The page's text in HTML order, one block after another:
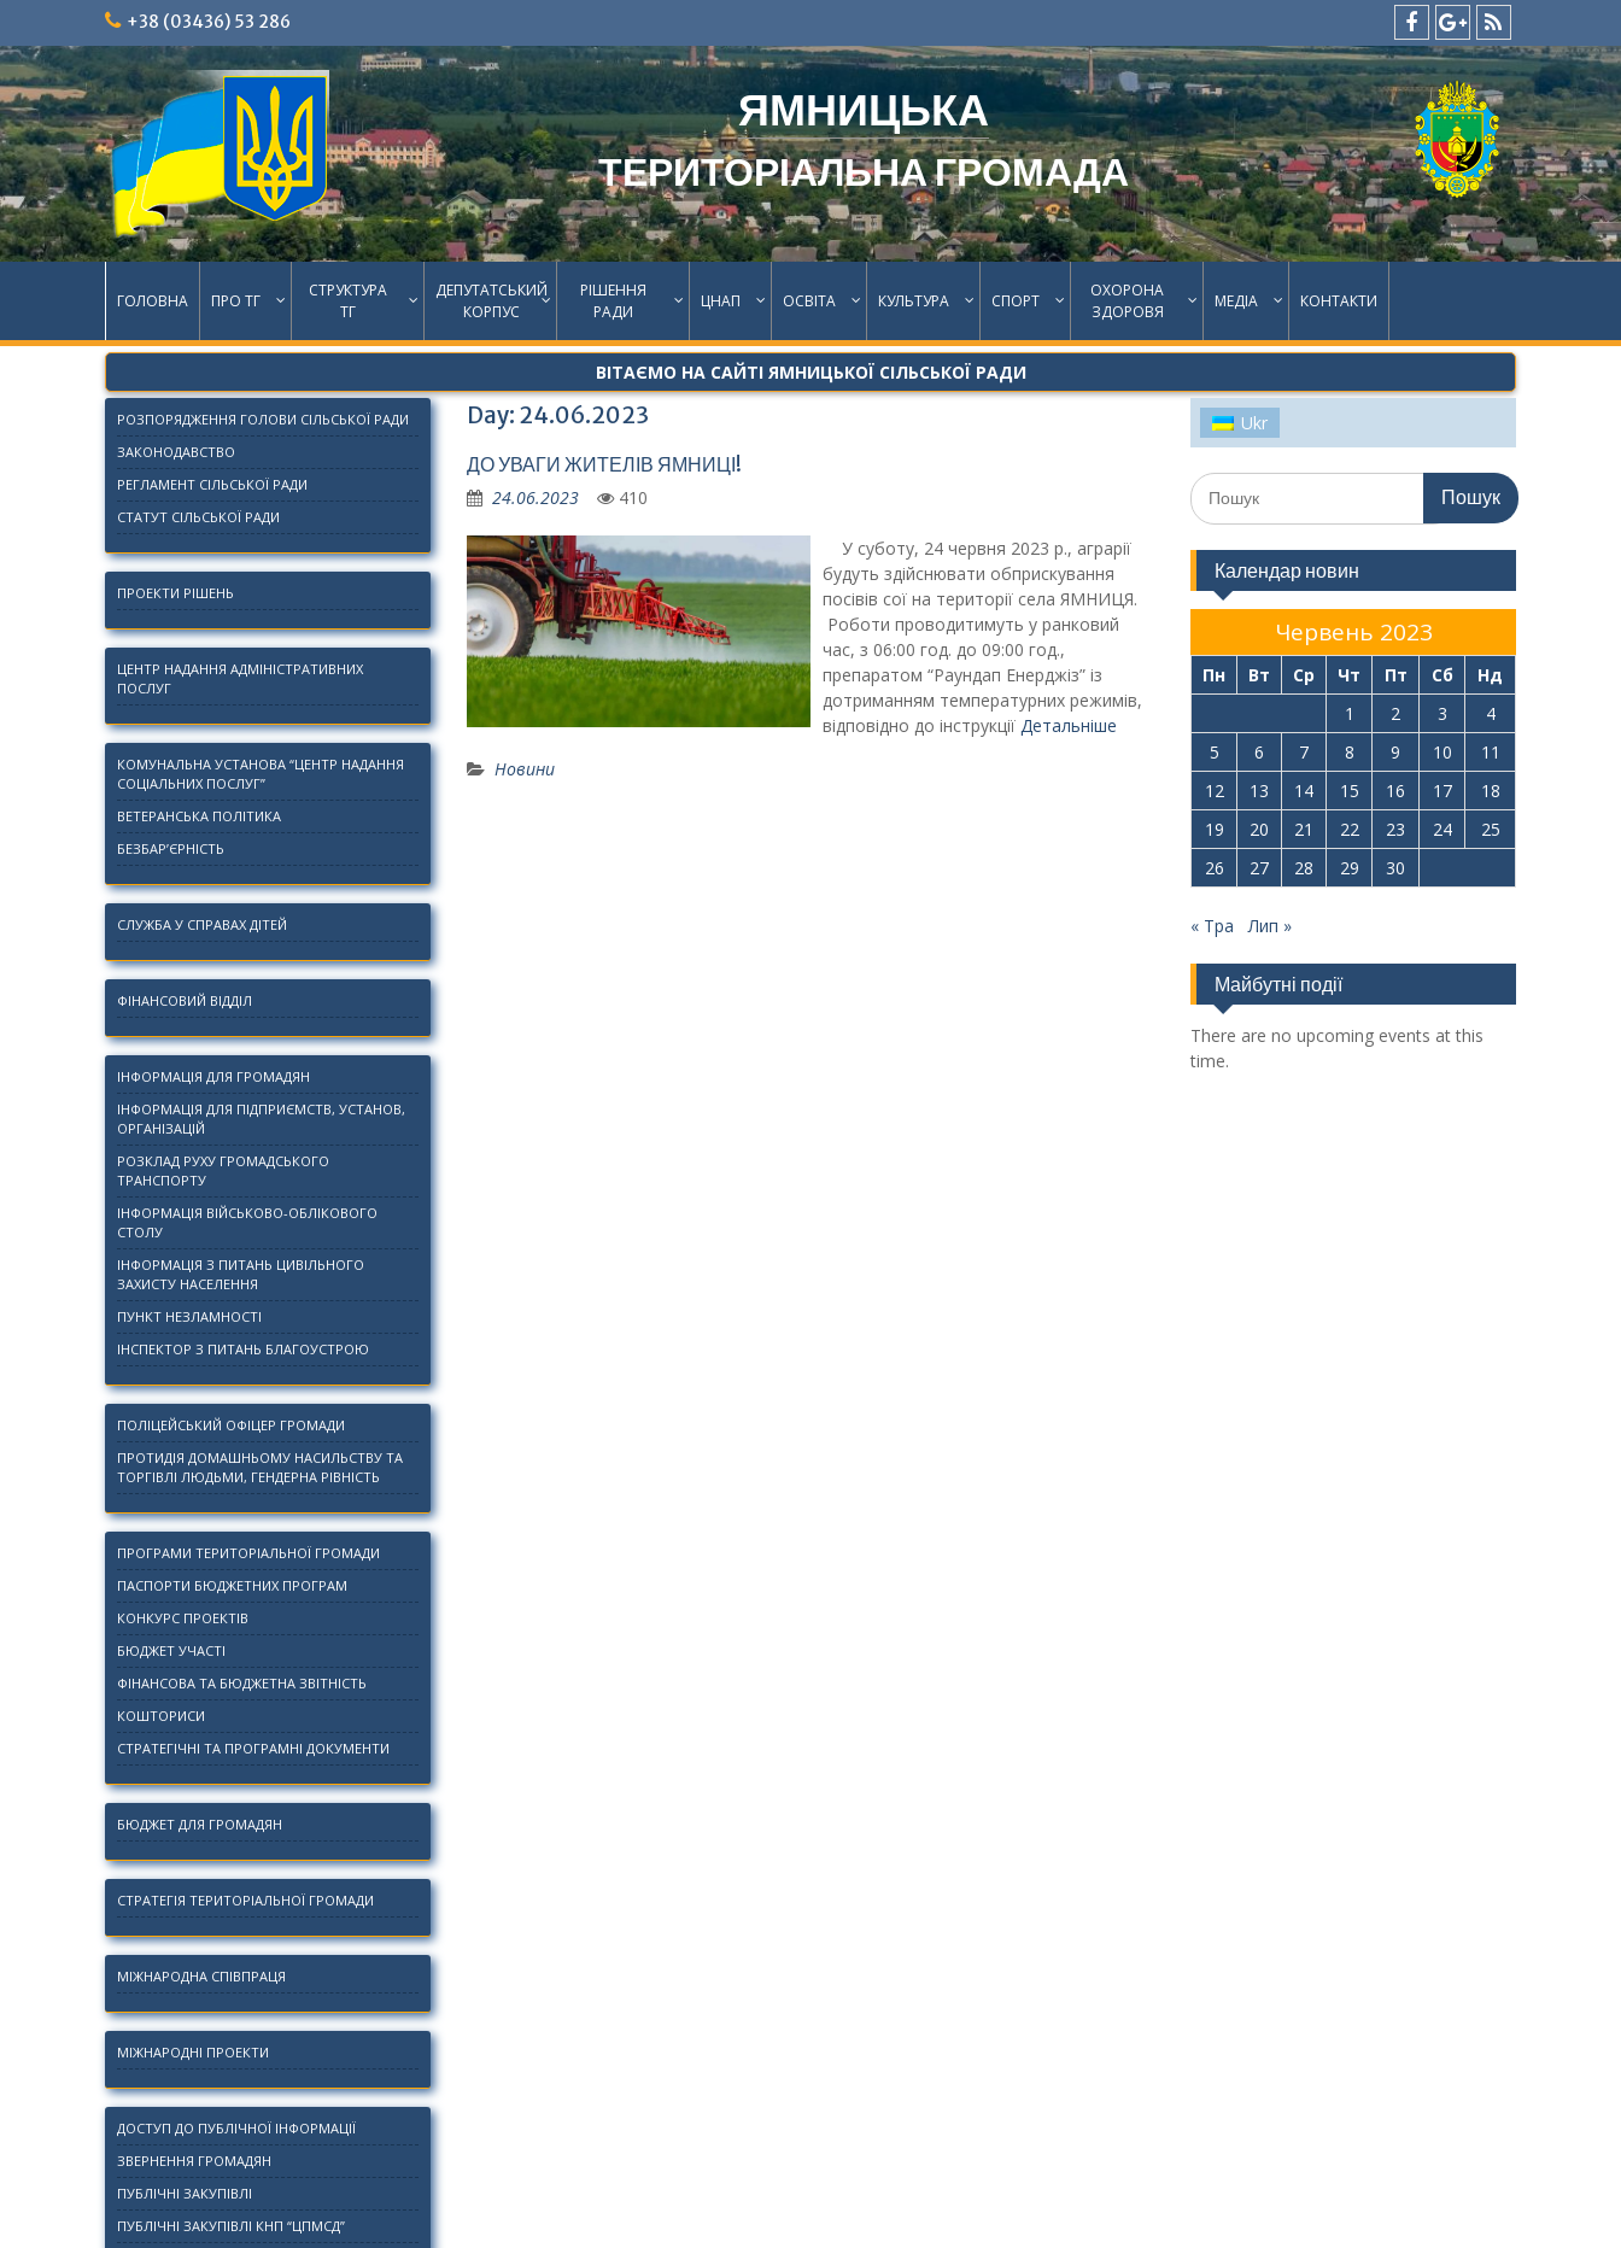
content
+38 (03436) 53 286
facebook
google
plus
feed
ЯМНИЦЬКА
ТЕРИТОРІАЛЬНА ГРОМАДА
ГОЛОВНА ПРО ТГ
СТРУКТУРА
ТГ
ДЕПУТАТСЬКИЙ
КОРПУС
РІШЕННЯ
РАДИ
ЦНАП ОСВІТА КУЛЬТУРА СПОРТ
ОХОРОНА
ЗДОРОВЯ
МЕДІА КОНТАКТИ
ВІТАЄМО НА САЙТІ ЯМНИЦЬКОЇ СІЛЬСЬКОЇ РАДИ
Day: 24.06.2023
ДО УВАГИ ЖИТЕЛІВ ЯМНИЦІ!
24.06.2023 410
У суботу, 24 червня 2023 р., аграрії
будуть здійснювати обприскування
посівів сої на території села ЯМНИЦЯ.
Роботи проводитимуть у ранковий
час, з 06:00 год. до 09:00 год.,
препаратом “Раундап Енерджіз” із
дотриманням температурних режимів,
відповідно до інструкції Детальніше
Новини
РОЗПОРЯДЖЕННЯ ГОЛОВИ СІЛЬСЬКОЇ РАДИ
ЗАКОНОДАВСТВО
РЕГЛАМЕНТ СІЛЬСЬКОЇ РАДИ
СТАТУТ СІЛЬСЬКОЇ РАДИ
ПРОЕКТИ РІШЕНЬ
ЦЕНТР НАДАННЯ АДМІНІСТРАТИВНИХ
ПОСЛУГ
КОМУНАЛЬНА УСТАНОВА “ЦЕНТР НАДАННЯ
СОЦІАЛЬНИХ ПОСЛУГ”
ВЕТЕРАНСЬКА ПОЛІТИКА
БЕЗБАР’ЄРНІСТЬ
СЛУЖБА У СПРАВАХ ДІТЕЙ
ФІНАНСОВИЙ ВІДДІЛ
ІНФОРМАЦІЯ ДЛЯ ГРОМАДЯН
ІНФОРМАЦІЯ ДЛЯ ПІДПРИЄМСТВ, УСТАНОВ,
ОРГАНІЗАЦІЙ
РОЗКЛАД РУХУ ГРОМАДСЬКОГО
ТРАНСПОРТУ
ІНФОРМАЦІЯ ВІЙСЬКОВО-ОБЛІКОВОГО
СТОЛУ
ІНФОРМАЦІЯ З ПИТАНЬ ЦИВІЛЬНОГО
ЗАХИСТУ НАСЕЛЕННЯ
ПУНКТ НЕЗЛАМНОСТІ
ІНСПЕКТОР З ПИТАНЬ БЛАГОУСТРОЮ
ПОЛІЦЕЙСЬКИЙ ОФІЦЕР ГРОМАДИ
ПРОТИДІЯ ДОМАШНЬОМУ НАСИЛЬСТВУ ТА
ТОРГІВЛІ ЛЮДЬМИ, ГЕНДЕРНА РІВНІСТЬ
ПРОГРАМИ ТЕРИТОРІАЛЬНОЇ ГРОМАДИ
ПАСПОРТИ БЮДЖЕТНИХ ПРОГРАМ
КОНКУРС ПРОЕКТІВ
БЮДЖЕТ УЧАСТІ
ФІНАНСОВА ТА БЮДЖЕТНА ЗВІТНІСТЬ
КОШТОРИСИ
СТРАТЕГІЧНІ ТА ПРОГРАМНІ ДОКУМЕНТИ
БЮДЖЕТ ДЛЯ ГРОМАДЯН
СТРАТЕГІЯ ТЕРИТОРІАЛЬНОЇ ГРОМАДИ
МІЖНАРОДНА СПІВПРАЦЯ
МІЖНАРОДНІ ПРОЕКТИ
ДОСТУП ДО ПУБЛІЧНОЇ ІНФОРМАЦІЇ
ЗВЕРНЕННЯ ГРОМАДЯН
ПУБЛІЧНІ ЗАКУПІВЛІ
ПУБЛІЧНІ ЗАКУПІВЛІ КНП “ЦПМСД”
Ukr
Шукати:
Календар новин
Червень 2023
Пн Вт Ср Чт Пт Сб
Нд
1
2 3
4
5
6 7 8 9 10
11
12
13 14 15 16 17
18
19
20 21 22 23 24
25
26
27 28 29 30
« Тра Лип »
Майбутні події
There are no upcoming events at this
time.